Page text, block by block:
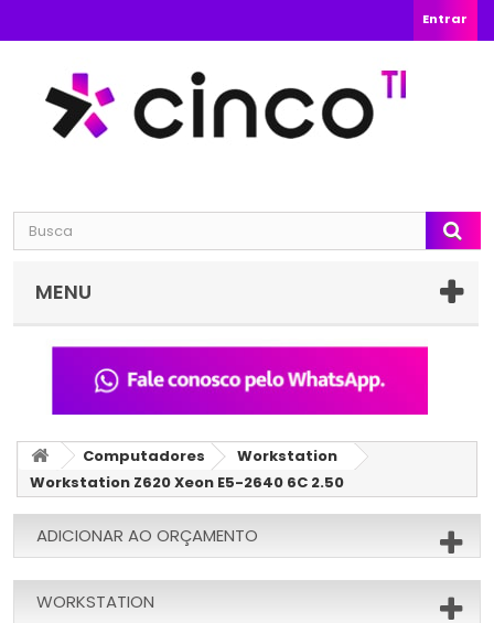
Entrar
MENU
Computadores
Workstation
Workstation Z620 Xeon E5-2640 6C 2.50
ADICIONAR AO ORÇAMENTO
WORKSTATION